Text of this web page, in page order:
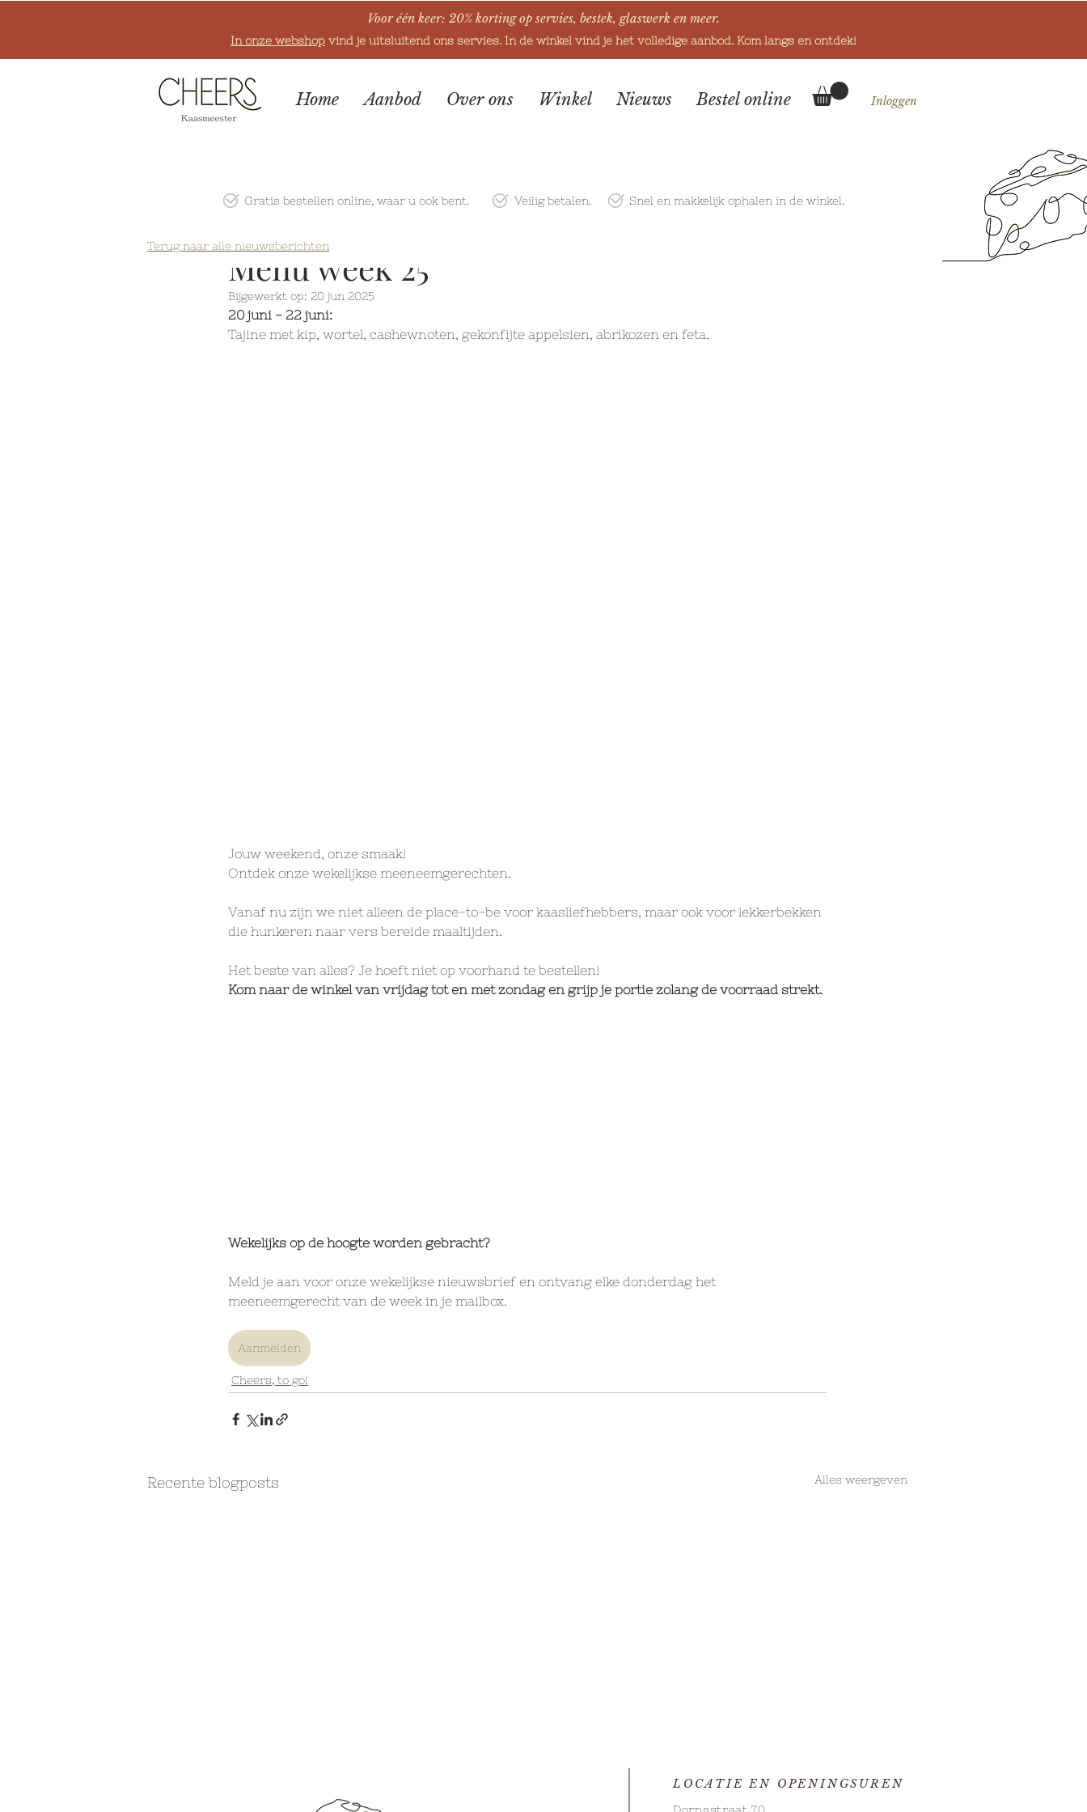
Voor één keer: 20% korting op servies, bestek, glaswerk en meer.
In onze webshop vind je uitsluitend ons servies. In de winkel vind je het volledige aanbod. Kom langs en ontdek!
Home Aanbod Over ons Winkel Nieuws Bestel online Inloggen
Menu week 25
Bijgewerkt op: 20 jun 2025
20 juni - 22 juni:
Tajine met kip, wortel, cashewnoten, gekonfijte appelsien, abrikozen en feta.
Jouw weekend, onze smaak!
Ontdek onze wekelijkse meeneemgerechten.
Vanaf nu zijn we niet alleen de place-to-be voor kaasliefhebbers, maar ook voor lekkerbekken
die hunkeren naar vers bereide maaltijden.
Het beste van alles? Je hoeft niet op voorhand te bestellen!
Kom naar de winkel van vrijdag tot en met zondag en grijp je portie zolang de voorraad strekt.
Wekelijks op de hoogte worden gebracht?
Meld je aan voor onze wekelijkse nieuwsbrief en ontvang elke donderdag het
meeneemgerecht van de week in je mailbox.
Aanmelden
Cheers, to go!
Recente blogposts Alles weergeven
Gratis bestellen online, waar u ook bent. Veilig betalen. Snel en makkelijk ophalen in de winkel.
Terug naar alle nieuwsberichten
LOCATIE EN OPENINGSUREN